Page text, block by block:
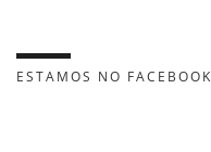
ESTAMOS NO FACEBOOK